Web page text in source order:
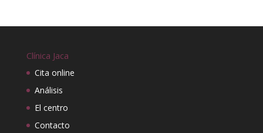
Clínica Jaca
Cita online
Análisis
El centro
Contacto